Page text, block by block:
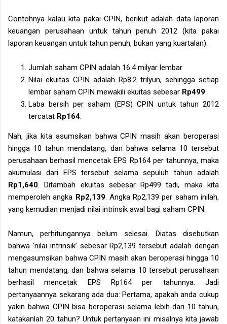
Contohnya kalau kita pakai CPIN, berikut adalah data laporan
keuangan perusahaan untuk tahun penuh 2012 (kita pakai
laporan keuangan untuk tahun penuh, bukan yang kuartalan).
Jumlah saham CPIN adalah 16.4 milyar lembar
Nilai ekuitas CPIN adalah Rp8.2 trilyun, sehingga setiap
lembar saham CPIN mewakili ekuitas sebesar Rp499
Laba bersih per saham (EPS) CPIN untuk tahun 2012
tercatat Rp164
Nah, jika kita asumsikan bahwa CPIN masih akan beroperasi
hingga 10 tahun mendatang, dan bahwa selama 10 tersebut
perusahaan berhasil mencetak EPS Rp164 per tahunnya, maka
akumulasi dari EPS tersebut selama sepuluh tahun adalah
Rp1,640 . Ditambah ekuitas sebesar Rp499 tadi, maka kita
memperoleh angka Rp2,139. Angka Rp2,139 per saham inilah,
yang kemudian menjadi nilai intrinsik awal bagi saham CPIN.
Namun, perhitungannya belum selesai. Diatas disebutkan
bahwa ‘nilai intrinsik’ sebesar Rp2,139 tersebut adalah dengan
mengasumsikan bahwa CPIN masih akan beroperasi hingga 10
tahun mendatang, dan bahwa selama 10 tersebut perusahaan
berhasil mencetak EPS Rp164 per tahunnya. Jadi
pertanyaannya sekarang ada dua: Pertama, apakah anda cukup
yakin bahwa CPIN bisa beroperasi selama lebih dari 10 tahun,
katakanlah 20 tahun? Untuk pertanyaan ini misalnya kita jawab